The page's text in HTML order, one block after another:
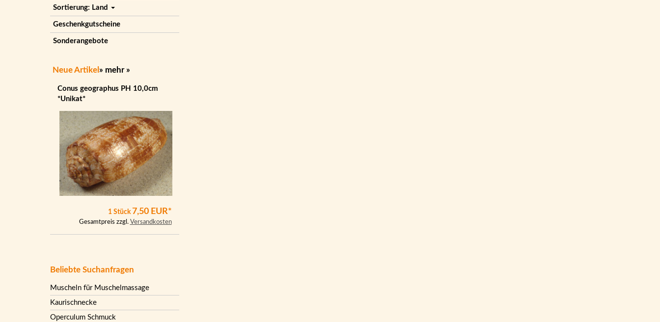
Sortierung: Land
Geschenkgutscheine
Sonderangebote
Neue Artikel » mehr »
Conus geographus PH 10,0cm
*Unikat*
1 Stück 7,50 EUR*
Gesamtpreis zzgl. Versandkosten
Beliebte Suchanfragen
Muscheln für Muschelmassage
Kaurischnecke
Operculum Schmuck